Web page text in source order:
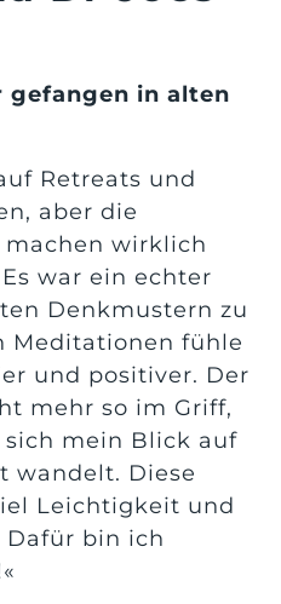
gefangen in alten
Retreats und
aber die
wirklich
war ein echter
Denkmustern zu
Meditationen fühle
und positiver. Der
mehr so im Griff,
mein Blick auf
wandelt. Diese
Leichtigkeit und
Dafür bin ich